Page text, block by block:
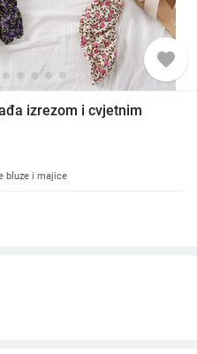
favorite
izrezom i cvjetnim
bluze i majice